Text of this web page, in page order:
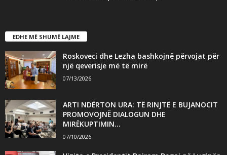
EDHE MË SHUMË LAJME
Roskoveci dhe Lezha bashkojnë përvojat për
një qeverisje më të mirë
07/13/2026
ARTI NDËRTON URA: TË RINJTË E BUJANOCIT
PROMOVOJNË DIALOGUN DHE
MIRËKUPTIMIN...
07/10/2026